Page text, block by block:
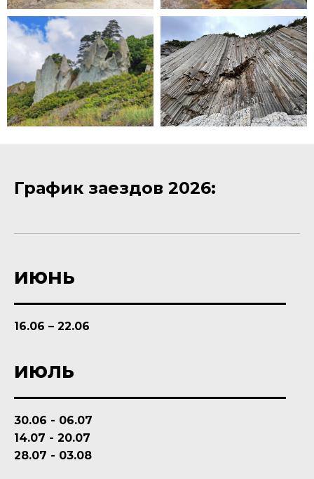
График заездов 2026:
июнь
16.06 – 22.06
июль
30.06 - 06.07
14.07 - 20.07
28.07 - 03.08